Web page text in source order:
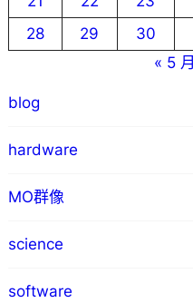
28
29
30
« 5 月
blog
hardware
MO群像
science
software